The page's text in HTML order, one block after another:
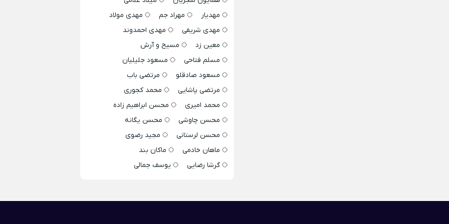
مهدیار
مهراد جم
مهدی مولاد
مهدی شریفی
مهدی احمدوند
معین زد
مسیح و آرش
مسلم فتاحی
مسعود جلیلیان
مسعود صادقلو
مرتضی باب
مرتضی پاشایی
محمد کجوری
محمد امیری
محسن ابراهیم زاده
محسن چاوشی
محسن یگانه
محسن لرستانی
مجید رضوی
ماهان خادمی
ماکان بند
گرشا رضایی
یوسف جمالی